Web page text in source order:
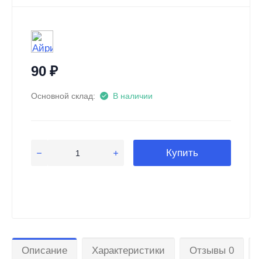
90₽
Основной склад: В наличии
Купить
Описание Характеристики Отзывы 0